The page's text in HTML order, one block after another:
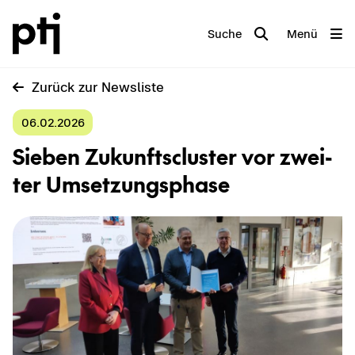
Suche Menü
Zu­rück zur News­lis­te
06.02.2026
Sie­ben Zu­kunfts­clus­ter vor zwei­
ter Um­set­zungs­pha­se